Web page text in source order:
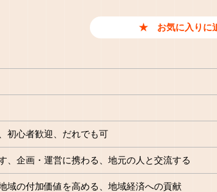
初心者歓迎 だれでも可
企画・運営に携わる 地元の人と交流する
域の付加価値を高める 地域経済への貢献